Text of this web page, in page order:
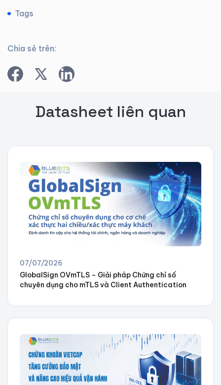
Tags
Chia sẻ trên:
Datasheet liên quan
07/07/2026
GlobalSign OVmTLS – Giải pháp Chứng chỉ số
chuyên dụng cho mTLS và Client Authentication